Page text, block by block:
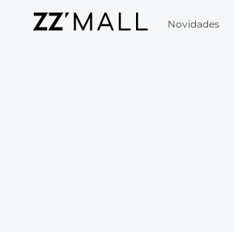
Novidades